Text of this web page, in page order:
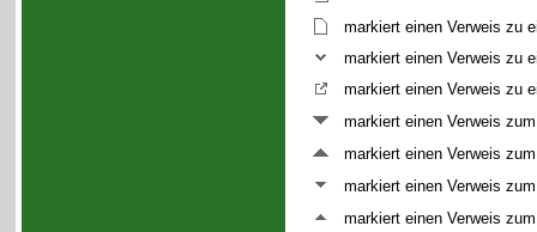
markiert einen Verweis zu
markiert einen Verweis zu
markiert einen Verweis zu
markiert einen Verweis
markiert einen Verweis
markiert einen Verweis
markiert einen Verweis